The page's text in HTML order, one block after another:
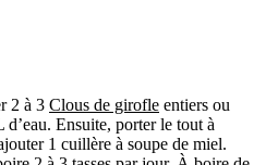
2 à 3 Clous de girofle entiers ou
d’eau. Ensuite, porter le tout à
1 cuillère à soupe de miel.